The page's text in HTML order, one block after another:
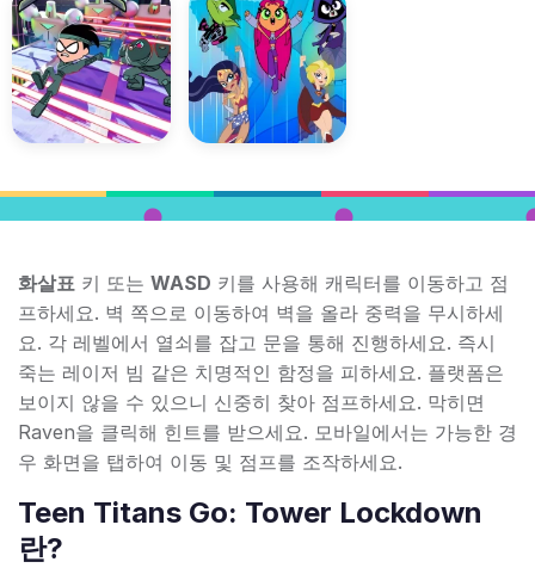
화살표 키 또는 WASD 키를 사용해 캐릭터를 이동하고 점
프하세요. 벽 쪽으로 이동하여 벽을 올라 중력을 무시하세
요. 각 레벨에서 열쇠를 잡고 문을 통해 진행하세요. 즉시
죽는 레이저 빔 같은 치명적인 함정을 피하세요. 플랫폼은
보이지 않을 수 있으니 신중히 찾아 점프하세요. 막히면
Raven을 클릭해 힌트를 받으세요. 모바일에서는 가능한 경
우 화면을 탭하여 이동 및 점프를 조작하세요.
Teen Titans Go: Tower Lockdown
란?